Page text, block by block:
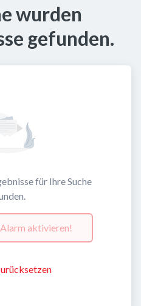
wurden
gefunden.
für Ihre Suche
aktivieren!